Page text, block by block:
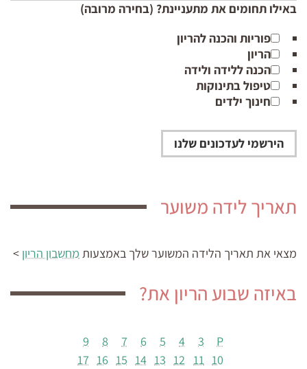
באילו תחומים את מתעניינת? (בחירה מרובה)
פוריות והכנה להריון
הריון
הכנה ללידה ולידה
טיפול בתינוקות
חינוך ילדים
תאריך לידה משוער
מצאי את תאריך הלידה המשוערשלך באמצעות מחשבון הריון >
באיזה שבוע הריון את?
P
3
4
5
6
7
8
9
10
11
12
13
14
15
16
17